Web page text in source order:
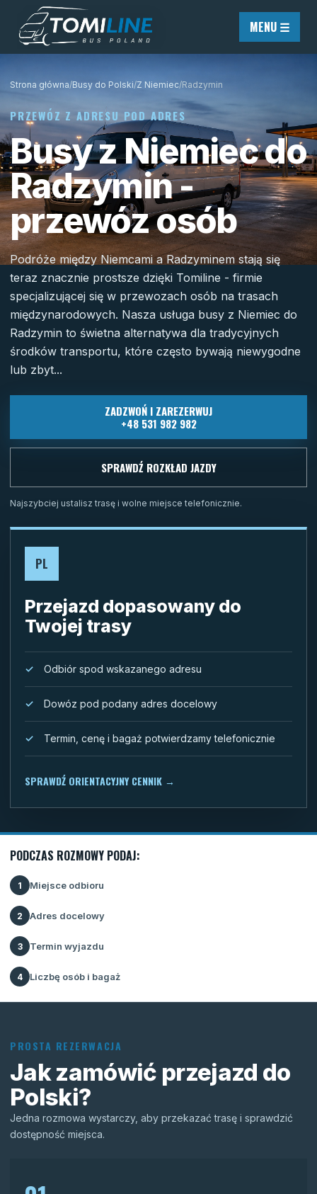
Przejdź do treści
MENU ☰
Strona główna/Busy do Polski/Z Niemiec/Radzymin
PRZEWÓZ Z ADRESU POD ADRES
Busy z Niemiec do
Radzymin -
przewóz osób
Podróże między Niemcami a Radzyminem stają się
teraz znacznie prostsze dzięki Tomiline - firmie
specjalizującej się w przewozach osób na trasach
międzynarodowych. Nasza usługa busy z Niemiec do
Radzymin to świetna alternatywa dla tradycyjnych
środków transportu, które często bywają niewygodne
lub zbyt...
ZADZWOŃ I ZAREZERWUJ
+48 531 982 982
SPRAWDŹ ROZKŁAD JAZDY
Najszybciej ustalisz trasę i wolne miejsce telefonicznie.
PL
Przejazd dopasowany do
Twojej trasy
Odbiór spod wskazanego adresu
Dowóz pod podany adres docelowy
Termin, cenę i bagaż potwierdzamy telefonicznie
SPRAWDŹ ORIENTACYJNY CENNIK →
PODCZAS ROZMOWY PODAJ:
1 Miejsce odbioru
2 Adres docelowy
3 Termin wyjazdu
4 Liczbę osób i bagaż
PROSTA REZERWACJA
Jak zamówić przejazd do
Polski?
Jedna rozmowa wystarczy, aby przekazać trasę i sprawdzić
dostępność miejsca.